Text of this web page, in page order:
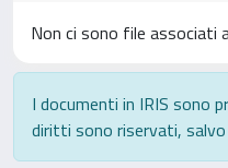
Non ci sono file associati
I documenti in IRIS
diritti sono riservati, salvo